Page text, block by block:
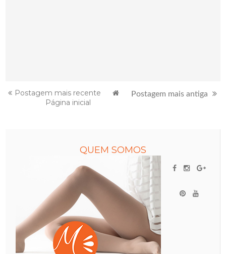
Postagem mais recente Postagem mais antiga
Página inicial
QUEM SOMOS